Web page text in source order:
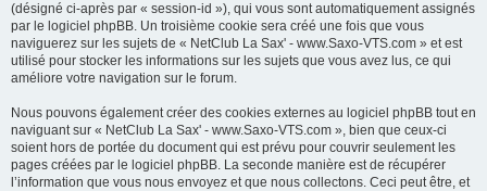
(désigné ci-après par « session-id »), qui vous sont automatiquement assignés
par le logiciel phpBB. Un troisième cookie sera créé une fois que vous
naviguerez sur les sujets de « NetClub La Sax' - www.Saxo-VTS.com » et est
utilisé pour stocker les informations sur les sujets que vous avez lus, ce qui
améliore votre navigation sur le forum.
Nous pouvons également créer des cookies externes au logiciel phpBB tout en
naviguant sur « NetClub La Sax' - www.Saxo-VTS.com », bien que ceux-ci
soient hors de portée du document qui est prévu pour couvrir seulement les
pages créées par le logiciel phpBB. La seconde manière est de récupérer
l’information que vous nous envoyez et que nous collectons. Ceci peut être, et